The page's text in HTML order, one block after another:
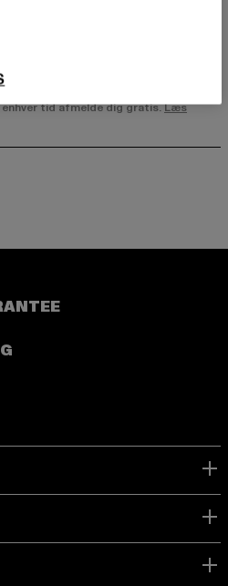
DIG
tid afmelde dig gratis.Læs
page:channel: